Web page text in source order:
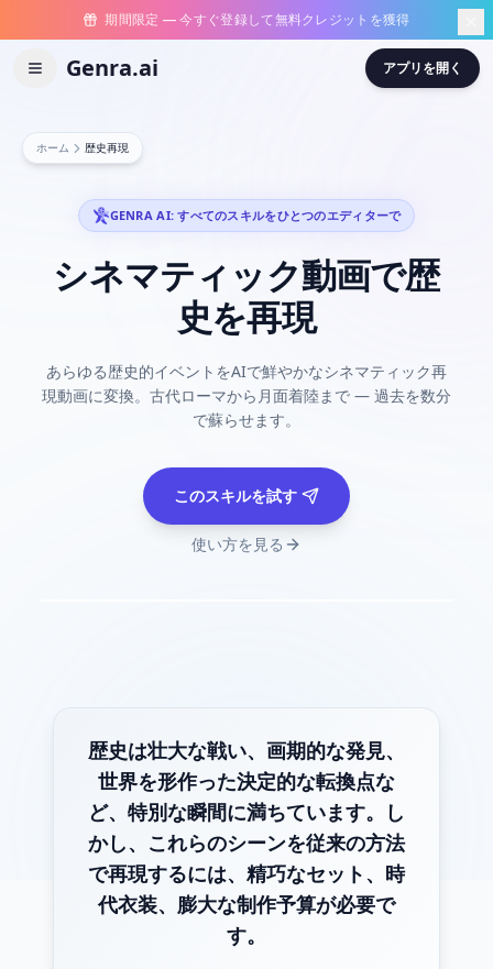
期間限定 — 今すぐ登録して無料クレジットを獲得
Genra.ai アプリを開く
ホーム 歴史再現
GENRA AI: すべてのスキルをひとつのエディターで
シネマティック動画で歴
史を再現
あらゆる歴史的イベントをAIで鮮やかなシネマティック再
現動画に変換。古代ローマから月面着陸まで — 過去を数分
で蘇らせます。
このスキルを試す
使い方を見る
歴史は壮大な戦い、画期的な発見、
世界を形作った決定的な転換点な
ど、特別な瞬間に満ちています。し
かし、これらのシーンを従来の方法
で再現するには、精巧なセット、時
代衣装、膨大な制作予算が必要で
す。